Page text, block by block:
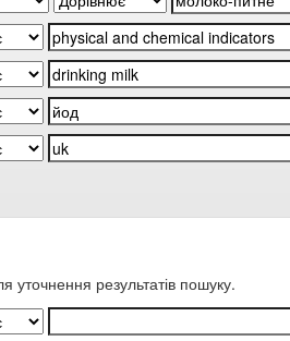
уточнення результатів пошуку.